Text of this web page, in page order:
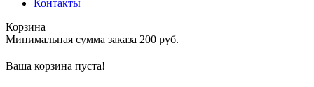
Контакты
Корзина
Минимальная сумма заказа 200 руб.
Ваша корзина пуста!